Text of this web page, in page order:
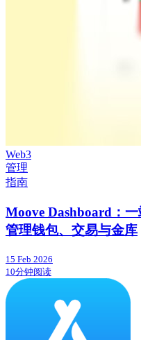
Web3
管理
指南
Moove Dashboard：
管理钱包、交易与金库
15 Feb 2026
10分钟阅读